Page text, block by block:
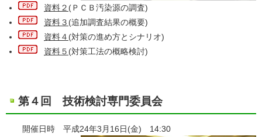
資料２ (ＰＣＢ汚染源の調査)
資料３ (追加調査結果の概要)
資料４ (対策の進め方とシナリオ)
資料５ (対策工法の概略検討)
第４回 技術検討専門委員会
開催日時 平成24年3月16日(金) 14:30